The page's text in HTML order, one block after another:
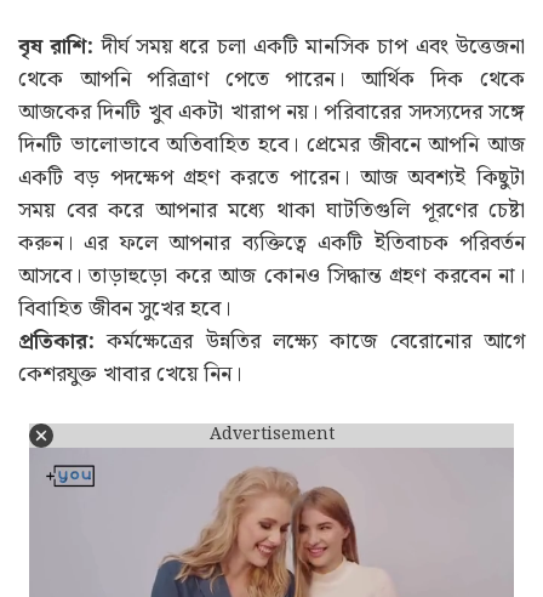
বৃষ রাশি: দীর্ঘ সময় ধরে চলা একটি মানসিক চাপ এবং উত্তেজনা
থেকে আপনি পরিত্রাণ পেতে পারেন। আর্থিক দিক থেকে
আজকের দিনটি খুব একটা খারাপ নয়। পরিবারের সদস্যদের সঙ্গে
দিনটি ভালোভাবে অতিবাহিত হবে। প্রেমের জীবনে আপনি আজ
একটি বড় পদক্ষেপ গ্রহণ করতে পারেন। আজ অবশ্যই কিছুটা
সময় বের করে আপনার মধ্যে থাকা ঘাটতিগুলি পূরণের চেষ্টা
করুন। এর ফলে আপনার ব্যক্তিত্বে একটি ইতিবাচক পরিবর্তন
আসবে। তাড়াহুড়ো করে আজ কোনও সিদ্ধান্ত গ্রহণ করবেন না।
বিবাহিত জীবন সুখের হবে।
প্রতিকার: কর্মক্ষেত্রের উন্নতির লক্ষ্যে কাজে বেরোনোর আগে
কেশরযুক্ত খাবার খেয়ে নিন।
Advertisement